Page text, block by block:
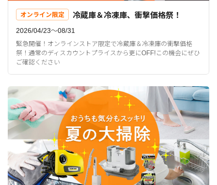
オンライン限定 冷蔵庫＆冷凍庫、衝撃価格祭！
2026/04/23〜08/31
緊急開催！オンラインストア限定で冷蔵庫＆冷凍庫の衝撃価格
祭！通常のディスカウントプライスから更にOFF!この機会にぜひ
ご確認ください